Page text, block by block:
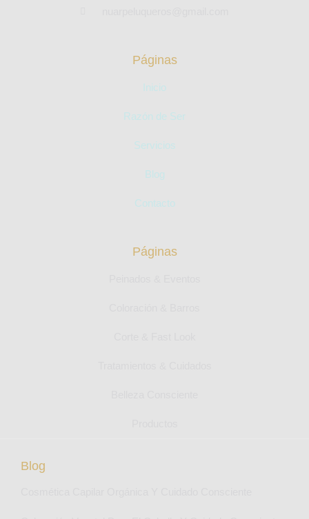
Páginas
Inicio
Razón de Ser
Servicios
Blog
Contacto
Páginas
Blog